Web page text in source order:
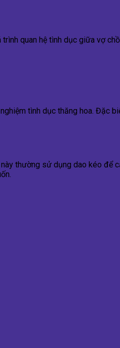
quan hệ tình dục giữa vợ
tình dục thăng hoa. Đặc
thường sử dụng dao kéo để